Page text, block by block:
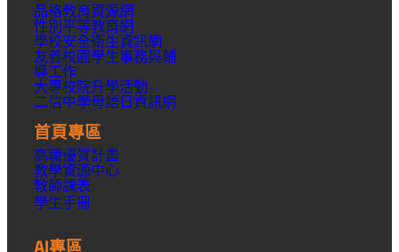
品格教育資源網
性別平等教育網
學校安全衛生資訊網
友善校園學生事務與輔
導工作
大專校院升學活動
二信中學母語日資訊網
首頁專區
高職優質計畫
教學資源中心
教師課表
學生手冊
AI專區